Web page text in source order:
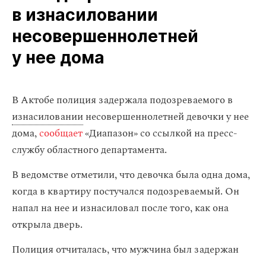
в изнасиловании
несовершеннолетней
у нее дома
В Актобе полиция задержала подозреваемого в
изнасилованиинесовершеннолетней девочки у нее
дома,сообщает«Диапазон» со ссылкой на пресс-
службу областного департамента.
В ведомстве отметили, что девочка была одна дома,
когда в квартиру постучался подозреваемый. Он
напал на нее и изнасиловал после того, как она
открыла дверь.
Полиция отчиталась, что мужчина был задержан